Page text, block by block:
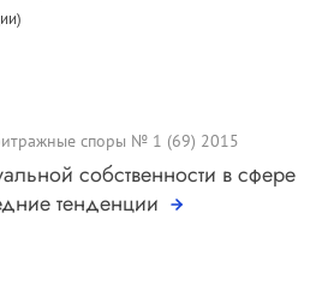
споры № 1 (69) 2015
собственности в сфере
тенденции